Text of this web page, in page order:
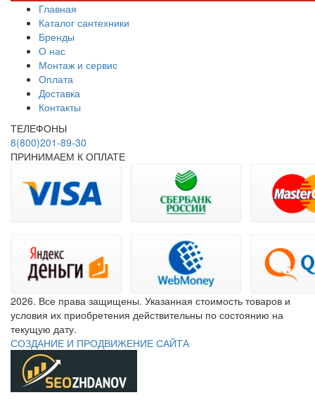
Главная
Каталог сантехники
Бренды
О нас
Монтаж и сервис
Оплата
Доставка
Контакты
ТЕЛЕФОНЫ
8(800)201-89-30
ПРИНИМАЕМ К ОПЛАТЕ
2026. Все права защищены. Указанная стоимость товаров и
условия их приобретения действительны по состоянию на
текущую дату.
СОЗДАНИЕ И ПРОДВИЖЕНИЕ САЙТА